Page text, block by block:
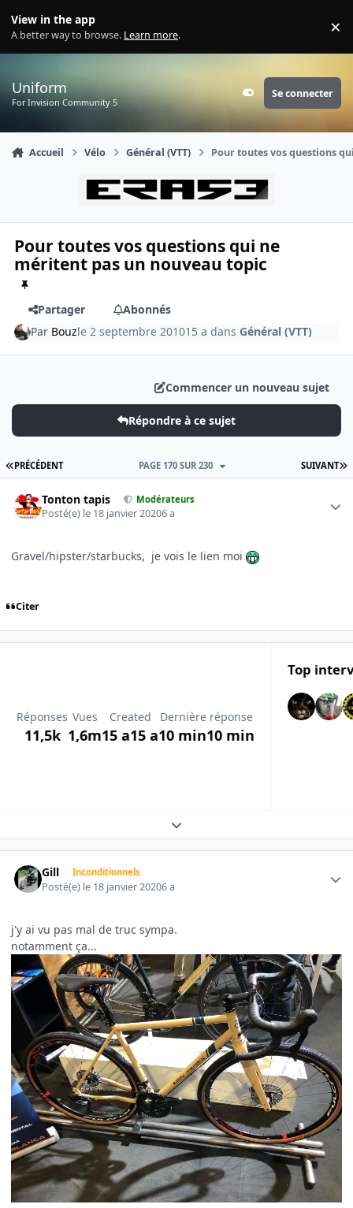
View in the app
A better way to browse. Learn more. ×
Uniform
For Invision Community 5 Customizer
Se connecter
Accueil Vélo Général (VTT) Pour toutes vos questions
Pour toutes vos questions qui ne
méritent pas un nouveau topic
Partager
Abonnés
Par Bouzle 2 septembre 201015 a dans Général (VTT)
Commencer un nouveau sujet
Répondre à ce sujet
PREMIÈRE PAGE
PRÉCÉDENT SUIVANT
PAGE 170 SUR 230
Tonton tapis Modérateurs
Posté(e) le 18 janvier 20206 a
Gravel/hipster/starbucks, je vois le lien moi
Citer
Réponses
11,5k
Vues
1,6m
Created
15 a15 a
Dernière réponse
10 min10 min
Top
Expand topic overview
Gill Inconditionnels
Posté(e) le 18 janvier 20206 a
j'y ai vu pas mal de truc sympa.
notamment ça...